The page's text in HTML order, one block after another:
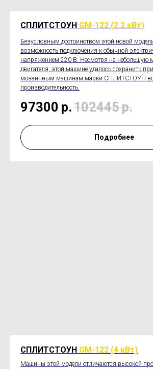
СПЛИТСТОУН GM-122 (2.2 кВт)
Безусловным достоинством этой новой
возможность подключения к обычной
напряжением 220 В. Несмотря на небольшую
двигателя, этой машине удалось сохранить
мозаичным машинам марки СПЛИТСТОУН
производительность.
97300 р.102445р.
Подробнее
СПЛИТСТОУН GM-122 (4 кВт)
Машины этой модели отличаются высокой